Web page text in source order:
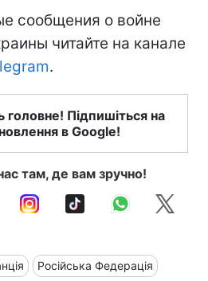
сообщения о войне
читайте на канале
.
головне! Підпишіться на
в Google!
там, де вам зручно!
Російська Федерація